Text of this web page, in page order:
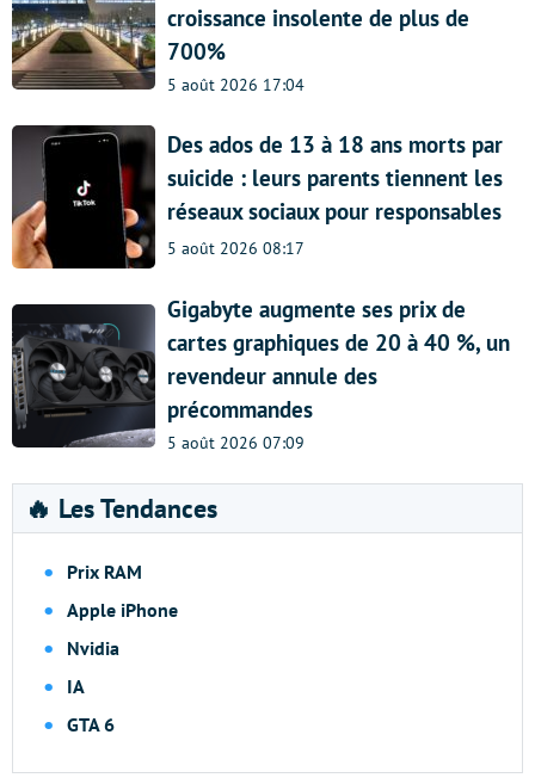
croissance insolente de plus de
700%
5 août 2026 17:04
Des ados de 13 à 18 ans morts par
suicide : leurs parents tiennent les
réseaux sociaux pour responsables
5 août 2026 08:17
Gigabyte augmente ses prix de
cartes graphiques de 20 à 40 %, un
revendeur annule des
précommandes
5 août 2026 07:09
🔥 Les Tendances
Prix RAM
Apple iPhone
Nvidia
IA
GTA 6